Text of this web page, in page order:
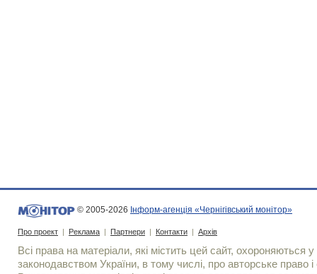
© 2005-2026 Інформ-агенція «Чернігівський монітор»
Про проект | Реклама | Партнери | Контакти | Архів
Всі права на матеріали, які містить цей сайт, охороняються у
законодавством України, в тому числі, про авторське право і